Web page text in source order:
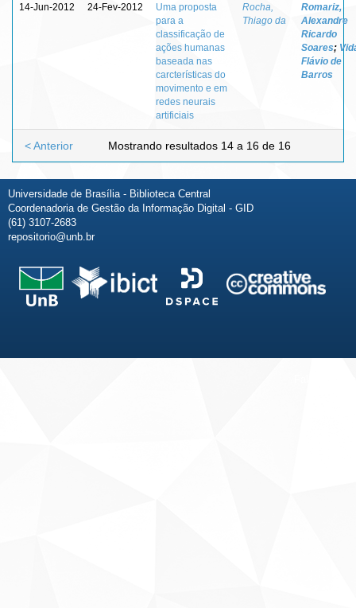
14-Jun-2012 24-Fev-2012
Uma proposta
para a
classificação de
ações humanas
baseada nas
carcterísticas do
movimento e em
redes neurais
artificiais
Rocha,
Thiago da
Romariz,
Alexandre
Ricardo
Soares;
Flávio de
Barros
Mostrando resultados 14 a 16 de 16
< Anterior
Universidade de Brasília - Biblioteca Central
Coordenadoria de Gestão da Informação Digital - GID
(61) 3107-2683
repositorio@unb.br